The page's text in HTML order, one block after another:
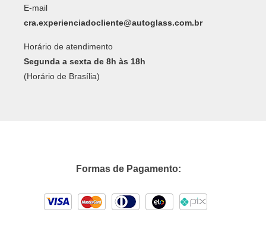
E-mail
cra.experienciadocliente@autoglass.com.br
Horário de atendimento
Segunda a sexta de 8h às 18h
(Horário de Brasília)
Formas de Pagamento: